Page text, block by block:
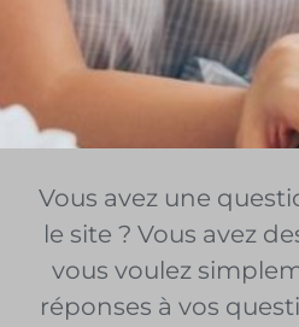
Vous avez une
le site ? Vous avez
vous voulez
réponses à vos